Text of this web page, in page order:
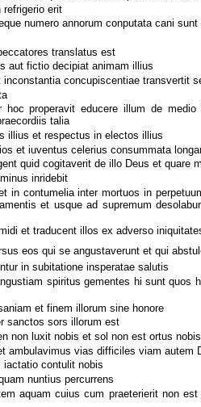
erit
numero annorum conputata cani
translatus est
aut fictio decipiat animam illius
concupiscentiae transvertit
properavit educere illum de medio
talia
illius et respectus in electos illius
et iuventus celerius consummata
quid cogitaverit de illo Deus et quare
inridebit
in contumelia inter mortuos in
et usque ad supremum
et traducent illos ex adverso
eos qui se angustaverunt et qui
in subitatione insperatae salutis
spiritus gementes hi sunt quos
et finem illorum sine honore
sanctos sors illorum est
non luxit nobis et sol non est ortus nobis
ambulavimus vias difficiles viam autem
iactatio contulit nobis
nuntius percurrens
aquam cuius cum praeterierit non